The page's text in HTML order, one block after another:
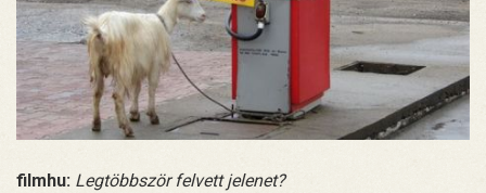
filmhu: Legtöbbször felvett jelenet?